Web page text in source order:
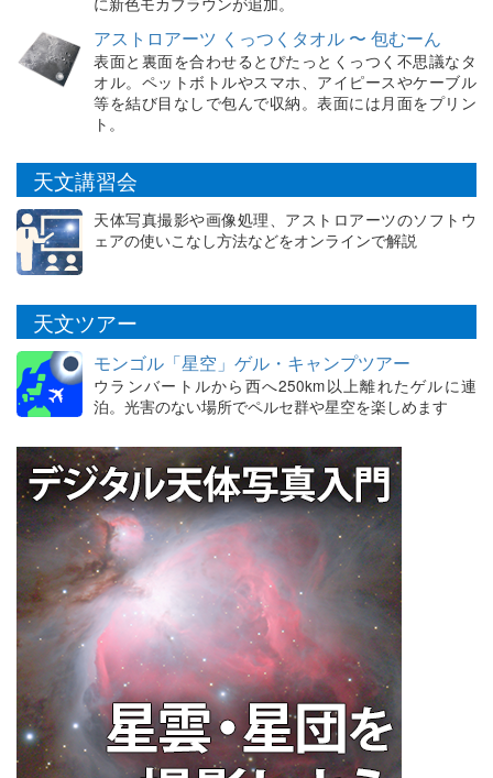
アストロアーツ くっつくタオル 〜 包むーん
表面と裏面を合わせるとぴたっとくっつく不思議なタ
オル。ペットボトルやスマホ、アイピースやケーブル
等を結び目なしで包んで収納。表面には月面をプリン
ト。
天文講習会
天体写真撮影や画像処理、アストロアーツのソフトウ
ェアの使いこなし方法などをオンラインで解説
天文ツアー
モンゴル「星空」ゲル・キャンプツアー
ウランバートルから西へ250km以上離れたゲルに連
泊。光害のない場所でペルセ群や星空を楽しめます